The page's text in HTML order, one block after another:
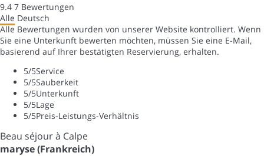
9.4 7 Bewertungen
Alle Deutsch
Alle Bewertungen wurden von unserer Website kontrolliert. Wenn
Sie eine Unterkunft bewerten möchten, müssen Sie eine E-Mail,
basierend auf Ihrer bestätigten Reservierung, erhalten.
5/5Service
5/5Sauberkeit
5/5Unterkunft
5/5Lage
5/5Preis-Leistungs-Verhältnis
Beau séjour à Calpe
maryse (Frankreich)